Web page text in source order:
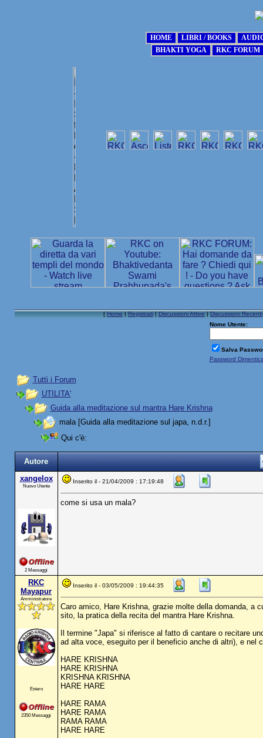
[Home|Registrati|Discussioni Attive|Discussioni Recenti
Nome Utente:
Salva
Password
Tutti i Forum
UTILITA'
Guida alla meditazione sul mantra Hare Krishna
mala [Guida alla meditazione sul japa, n.d.r.]
Qui c'è:
Autore
xangelox
Nuovo Utente
2 Messaggi
Inserito il - 21/04/2009 : 17:19:48
come si usa un mala?
RKC
Mayapur
Amministratore
Estero
2350 Messaggi
Inserito il - 03/05/2009 : 19:44:35
Caro amico, Hare Krishna, grazie molte della domanda, a
sito, la pratica della recita del mantra Hare Krishna.
Il termine "Japa" si riferisce al fatto di cantare o recitare
ad alta voce, eseguito per il beneficio anche di altri), e nel
HARE KRISHNA
HARE KRISHNA
KRISHNA KRISHNA
HARE HARE
HARE RAMA
HARE RAMA
RAMA RAMA
HARE HARE